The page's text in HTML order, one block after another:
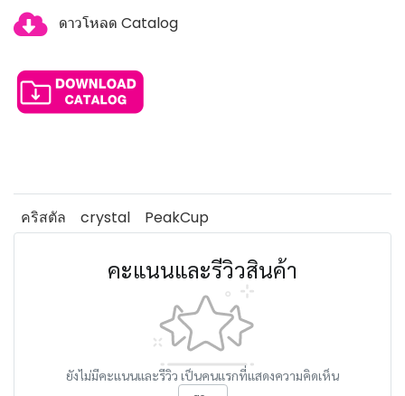
ดาวโหลด Catalog
คริสตัล crystal PeakCup
คะแนนและรีวิวสินค้า
ยังไม่มีคะแนนและรีวิว เป็นคนแรกที่แสดงความคิดเห็น